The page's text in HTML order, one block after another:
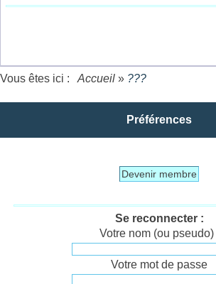
Vous êtes ici : Accueil » ???
Préférences
Devenir membre
Se reconnecter :
Votre nom (ou pseudo)
Votre mot de passe